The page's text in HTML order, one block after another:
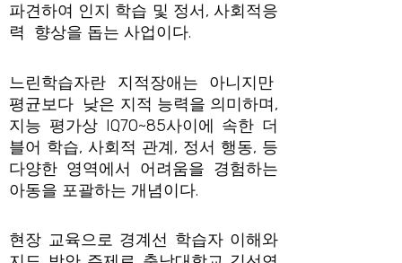
파견하여 인지 학습 및 정서, 사회적응
력 향상을 돕는 사업이다.
느린학습자란 지적장애는 아니지만
평균보다 낮은 지적 능력을 의미하며,
지능 평가상 IQ70~85사이에 속한 더
블어 학습, 사회적 관계, 정서 행동, 등
다양한 영역에서 어려움을 경험하는
아동을 포괄하는 개념이다.
현장 교육으로 경계선 학습자 이해와